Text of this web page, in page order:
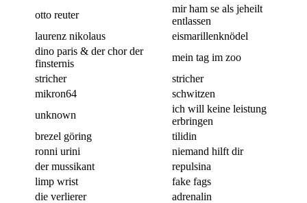
otto reuter
mir ham se als jeheilt
entlassen
laurenz nikolaus
eismarillenknödel
dino paris & der chor der
finsternis
mein tag im zoo
stricher
stricher
mikron64
schwitzen
unknown
ich will keine leistung
erbringen
brezel göring
tilidin
ronni urini
niemand hilft dir
der mussikant
repulsina
limp wrist
fake fags
die verlierer
adrenalin